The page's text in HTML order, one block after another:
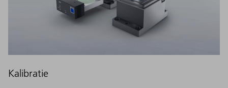
Kalibratie